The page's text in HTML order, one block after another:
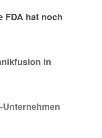
FDA hat noch
in